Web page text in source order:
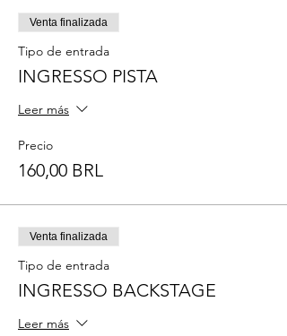
Venta finalizada
Tipo de entrada
INGRESSO PISTA
Leer más
Precio
160,00 BRL
Venta finalizada
Tipo de entrada
INGRESSO BACKSTAGE
Leer más